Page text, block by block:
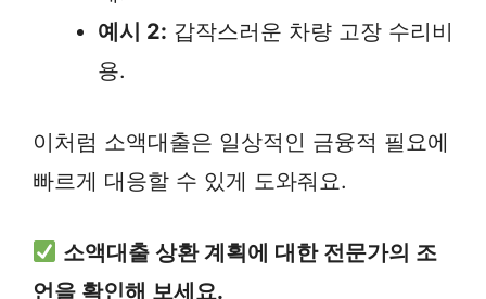
예시 2: 갑작스러운 차량 고장 수리비
용.
이처럼 소액대출은 일상적인 금융적 필요에
빠르게 대응할 수 있게 도와줘요.
소액대출 상환 계획에 대한 전문가의 조
언을 확인해 보세요.